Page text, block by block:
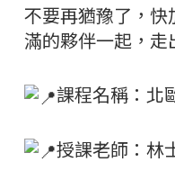
不要再猶豫了，
滿的夥伴一起，走
課程名稱：北
授課老師：林